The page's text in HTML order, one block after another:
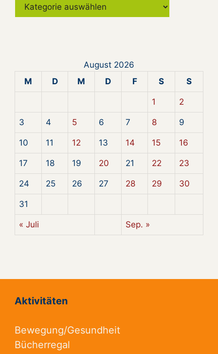
August 2026
M
D M D F S S
1 2
3 4 5 6 7 8 9
10 11 12 13 14 15 16
17 18 19 20 21 22 23
24 25 26 27 28 29 30
31
« Juli Sep. »
Aktivitäten
Bewegung/Gesundheit
Bücherregal